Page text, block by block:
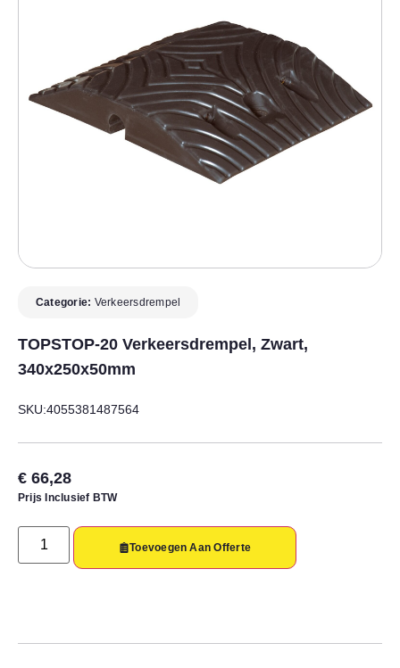
Categorie: Verkeersdrempel
TOPSTOP-20 Verkeersdrempel, Zwart,
340x250x50mm
SKU:4055381487564
€ 66,28
Prijs Inclusief BTW
Toevoegen Aan Offerte